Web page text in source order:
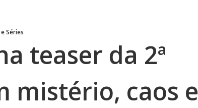
Séries
teaser da 2ª
mistério, caos e